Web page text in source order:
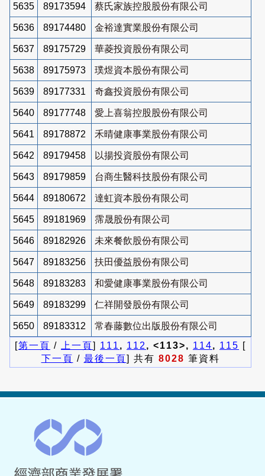
5635 89173594 蔡氏家族控股股份有限公司
5636 89174480 金裕達實業股份有限公司
5637 89175729 華菱投資股份有限公司
5638 89175973 璞煜資本股份有限公司
5639 89177331 奇鑫投資股份有限公司
5640 89177748 愛上喜翁控股股份有限公司
5641 89178872 禾晴健康事業股份有限公司
5642 89179458 以揚投資股份有限公司
5643 89179859 台商生醫科技股份有限公司
5644 89180672 達虹資本股份有限公司
5645 89181969 霈晟股份有限公司
5646 89182926 未來餐飲股份有限公司
5647 89183256 扶田優益股份有限公司
5648 89183283 和愛健康事業股份有限公司
5649 89183299 仁祥開發股份有限公司
5650 89183312
常春藤數位出版股份有限公司
[第一頁 / 上一頁] 111 , 112 , <113>, 114, 115 [
下一頁 / 最後一頁] 共有 8028 筆資料